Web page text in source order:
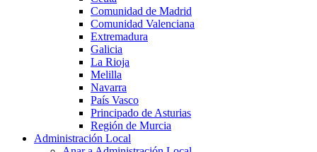
Comunidad de Madrid
Comunidad Valenciana
Extremadura
Galicia
La Rioja
Melilla
Navarra
País Vasco
Principado de Asturias
Región de Murcia
Administración Local